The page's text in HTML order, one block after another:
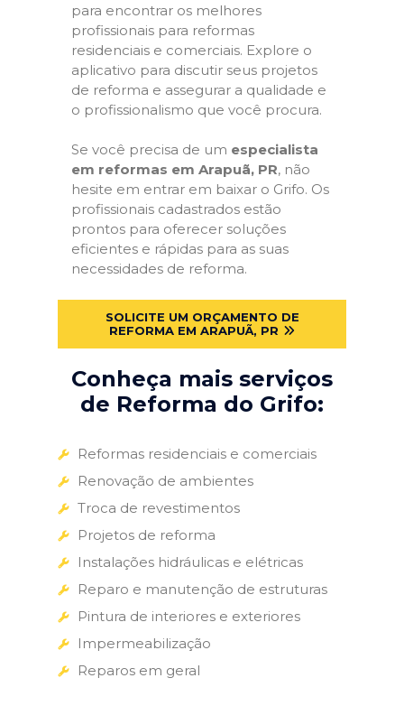
para encontrar os melhores
profissionais para reformas
residenciais e comerciais. Explore o
aplicativo para discutir seus projetos
de reforma e assegurar a qualidade e
o profissionalismo que você procura.
Se você precisa de um especialista
em reformas em Arapuã, PR, não
hesite em entrar em baixar o Grifo. Os
profissionais cadastrados estão
prontos para oferecer soluções
eficientes e rápidas para as suas
necessidades de reforma.
SOLICITE UM ORÇAMENTO DE
REFORMA EM ARAPUÃ, PR
Conheça mais serviços
de Reforma do Grifo:
Reformas residenciais e comerciais
Renovação de ambientes
Troca de revestimentos
Projetos de reforma
Instalações hidráulicas e elétricas
Reparo e manutenção de estruturas
Pintura de interiores e exteriores
Impermeabilização
Reparos em geral